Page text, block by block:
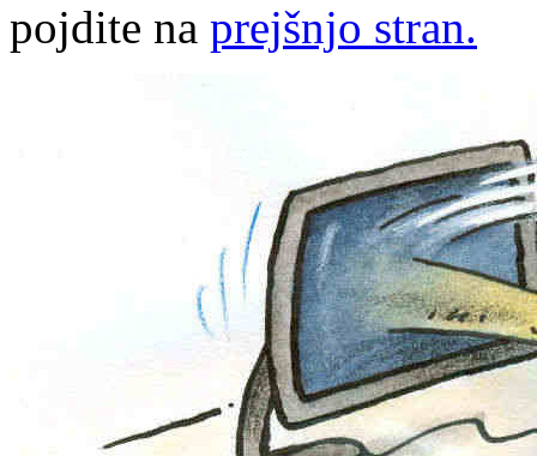
pojdite na prejšnjo stran.